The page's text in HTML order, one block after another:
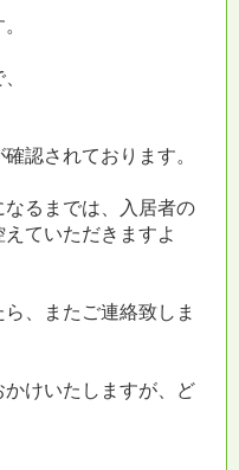
認されております。
るまでは、入居者の
ていただきますよ
、またご連絡致しま
けいたしますが、ど